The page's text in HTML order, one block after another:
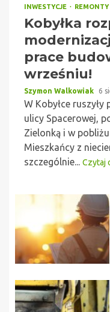
INWESTYCJE REMONTY
Kobyłka
prace
wrześniu!
Szymon Walkowiak 6
W Kobyłce
ulicy Spacerowej,
Zielonką i w
Mieszkańcy z
szczególnie... Czytaj